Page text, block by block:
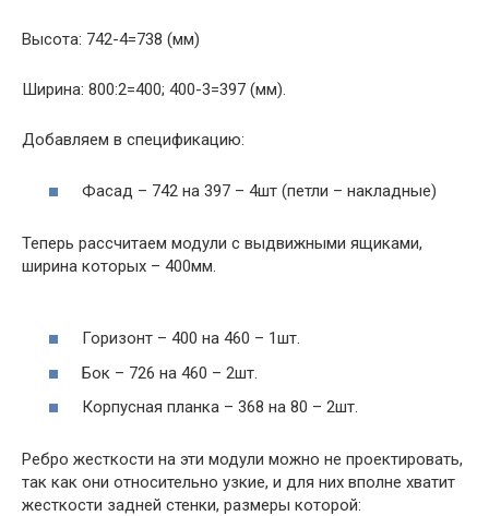
Высота: 742-4=738 (мм)
Ширина: 800:2=400; 400-3=397 (мм).
Добавляем в спецификацию:
Фасад – 742 на 397 – 4шт (петли – накладные)
Теперь рассчитаем модули с выдвижными ящиками,
ширина которых – 400мм.
Горизонт – 400 на 460 – 1шт.
Бок – 726 на 460 – 2шт.
Корпусная планка – 368 на 80 – 2шт.
Ребро жесткости на эти модули можно не проектировать,
так как они относительно узкие, и для них вполне хватит
жесткости задней стенки, размеры которой: